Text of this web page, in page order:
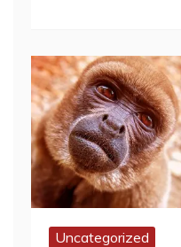
Uncategorized